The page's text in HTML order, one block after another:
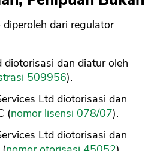
dari regulator
diotorisasi dan diatur oleh
509956).
Ltd diotorisasi dan
(nomor lisensi 078/07).
Ltd diotorisasi dan